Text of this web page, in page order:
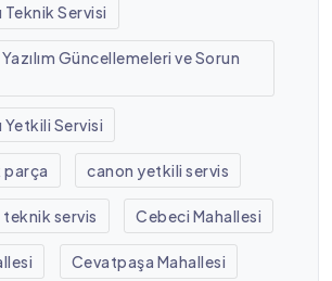
Teknik Servisi
Güncellemeleri ve Sorun
Yetkili Servisi
parça canon yetkili servis
servis Cebeci Mahallesi
Cevatpaşa Mahallesi